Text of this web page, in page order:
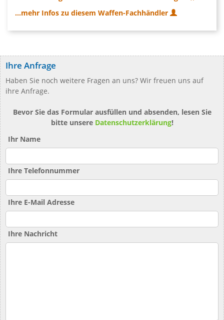
...mehr Infos zu diesem Waffen-Fachhändler
Ihre Anfrage
Haben Sie noch weitere Fragen an uns? Wir freuen uns auf
ihre Anfrage.
Bevor Sie das Formular ausfüllen und absenden, lesen Sie
bitte unsere Datenschutzerklärung!
Ihr Name
Ihre Telefonnummer
Ihre E-Mail Adresse
Ihre Nachricht